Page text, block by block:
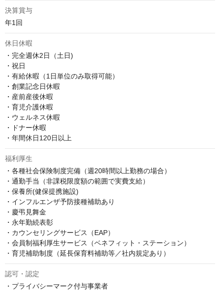
決算賞与
年1回
休日休暇
・完全週休2日（土日)
・祝日
・有給休暇（1日単位のみ取得可能）
・創業記念日休暇
・産前産後休暇
・育児介護休暇
・ウェルネス休暇
・ドナー休暇
・年間休日120日以上
福利厚生
・各種社会保険制度完備（週20時間以上勤務の場合）
・通勤手当（非課税限度額の範囲で実費支給）
・保養所(健保提携施設)
・インフルエンザ予防接種補助あり
・慶弔見舞金
・永年勤続表彰
・カウンセリングサービス（EAP）
・会員制福利厚生サービス（ベネフィット・ステーション）
・育児補助制度（延長保育料補助等／社内規定あり）
認可・認定
・プライバシーマーク付与事業者